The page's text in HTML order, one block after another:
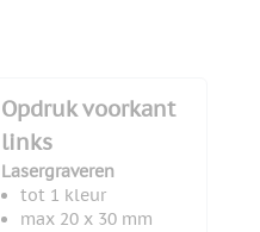
Opdruk voorkant
links
Lasergraveren
tot 1 kleur
max 20 x 30 mm